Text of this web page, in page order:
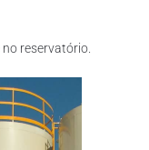
reservatório.